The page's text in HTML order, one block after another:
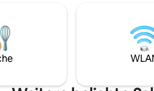
ist somit perfekt für
Geschäftsreisende.
der berühmten
Mar in Fortaleza.
der